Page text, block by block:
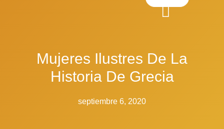
Mujeres Ilustres De La
Historia De Grecia
septiembre 6, 2020